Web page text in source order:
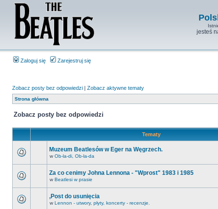
jesteś
Zaloguj się Zarejestruj się
Zobacz posty bez odpowiedzi | Zobacz aktywne tematy
Strona główna
Zobacz posty bez odpowiedzi
Tematy
Muzeum Beatlesów w Eger na Węgrzech.
w Ob-la-di, Ob-la-da
Za co cenimy Johna Lennona - "Wprost" 1983 i 1985
w Beatlesi w prasie
,Post do usunięcia
w Lennon - utwory, płyty, koncerty - recenzje.